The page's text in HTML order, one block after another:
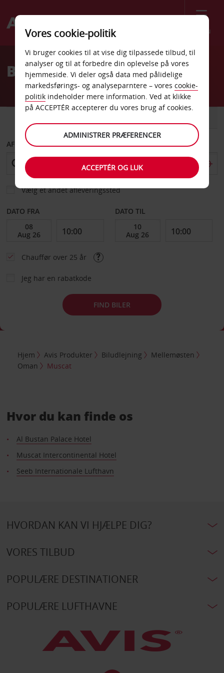
Menu
Welcome
AvisBilleje Muscat
AFHENT FRA
Vælg et andet afleveringssted
DATO FRA DATO TIL
Chauffør over 25 år
Jeg har en rabatkode
FIND BILER
Hjem Avis Produkter Biludlejning
Mellemøsten
Oman
Muscat
Hvor du kan finde os
Al Bustan Palace Hotel
Muscat Intercontinental Hotel
Seeb Internationale Lufthavn
HVORDAN KAN VI HJÆLPE DIG?
VORES TILBUD
POPULÆRE DESTINATIONER
POPULÆRE LUFTHAVNE
Vores cookie-politik
Vi bruger cookies til at vise dig tilpassede tilbud, til
analyser og til at forbedre din oplevelse på vores
hjemmeside. Vi deler også data med pålidelige
markedsførings- og analyseparntere – vores cookie-
politik indeholder mere information. Ved at klikke
på ACCEPTÉR accepterer du vores brug af cookies.
ADMINISTRER PRÆFERENCER
ACCEPTÉR OG LUK